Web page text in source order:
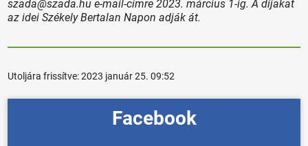
szada@szada.hu e-mail-címre 2023. március 1-ig. A díjakat
az idei Székely Bertalan Napon adják át.
Utoljára frissítve:2023 január 25. 09:52
Facebook